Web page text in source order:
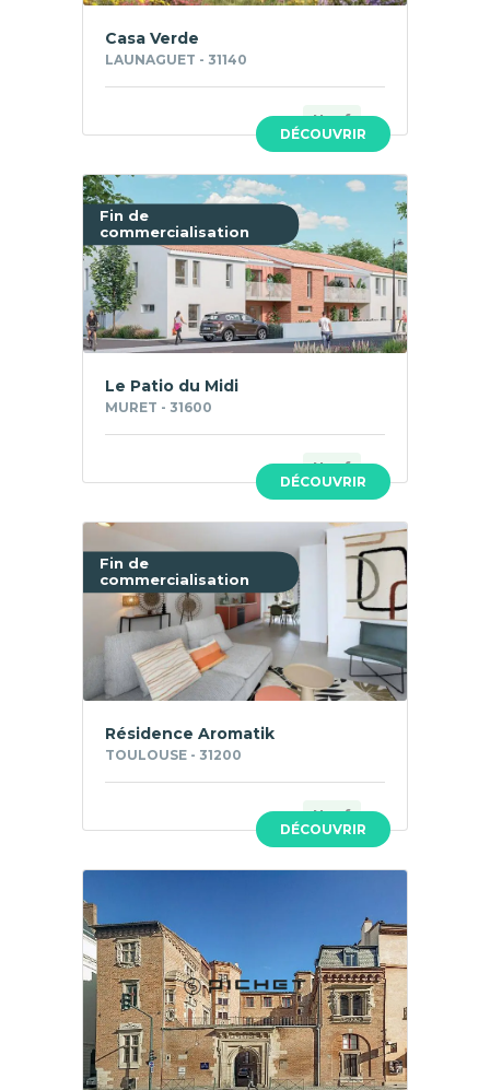
DÉCOUVRIR
Casa Verde
LAUNAGUET - 31140
Neuf
Fin de
commercialisation
DÉCOUVRIR
Le Patio du Midi
MURET - 31600
Neuf
Fin de
commercialisation
DÉCOUVRIR
Résidence Aromatik
TOULOUSE - 31200
Neuf